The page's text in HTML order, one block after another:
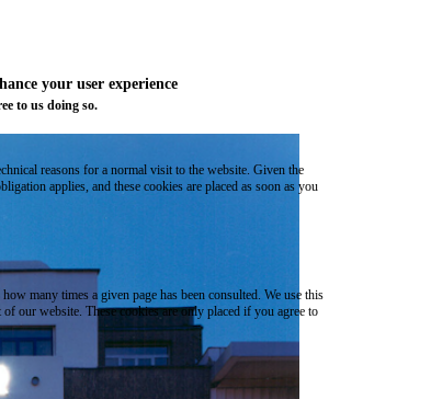
your user experience
to us doing so.
reasons for a normal visit to the website. Given the
applies, and these cookies are placed as soon as you
many times a given page has been consulted. We use this
our website. These cookies are only placed if you agree to